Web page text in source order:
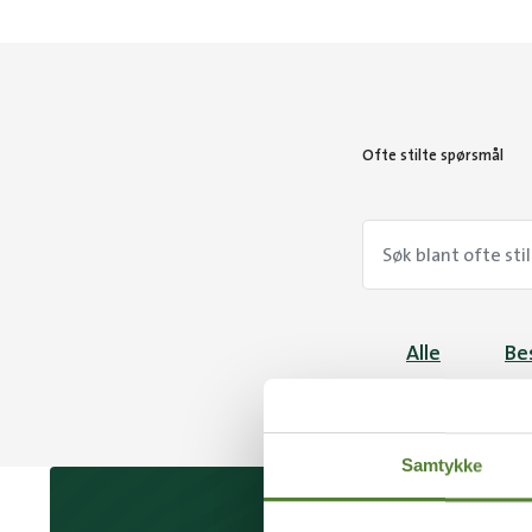
Samtykke
Ofte stilte spørsmål
Alle